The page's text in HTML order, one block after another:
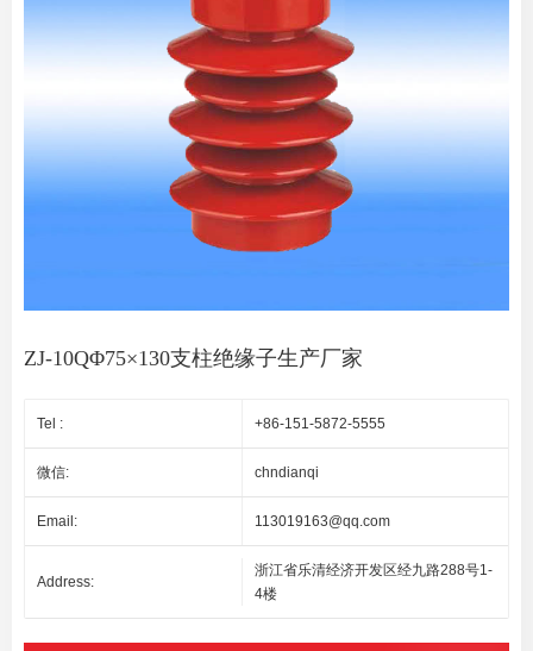
ZJ-10QΦ75×130支柱绝缘子生产厂家
Tel : +86-151-5872-5555
微信: chndianqi
Email: 113019163@qq.com
Address:
浙江省乐清经济开发区经九路288号1-
4楼